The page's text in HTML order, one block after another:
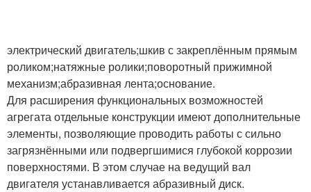
электрический двигатель;шкив с закреплённым прямым
роликом;натяжные ролики;поворотный прижимной
механизм;абразивная лента;основание.
Для расширения функциональных возможностей
агрегата отдельные конструкции имеют дополнительные
элементы, позволяющие проводить работы с сильно
загрязнёнными или подвергшимися глубокой коррозии
поверхностями. В этом случае на ведущий вал
двигателя устанавливается абразивный диск.